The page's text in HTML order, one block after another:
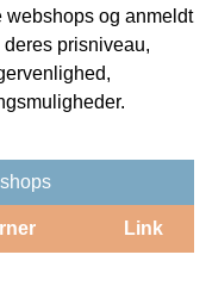
og anmeldt
prisniveau,
Link